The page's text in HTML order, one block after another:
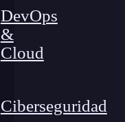
DevOps
&
Cloud
Ciberseguridad